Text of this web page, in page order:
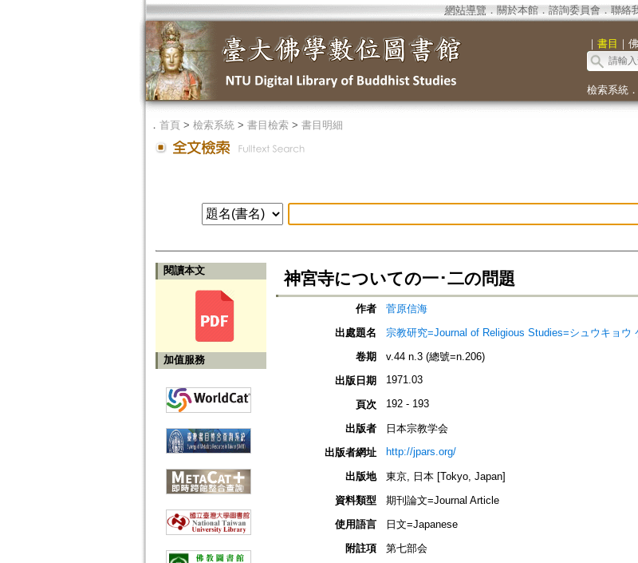
網站導覽 ． 關於本館． 諮詢委員會． 聯絡
｜ 書目 ｜
檢索系統．
． 首頁> 檢索系統> 書目檢索> 書目明細
閱讀本文
加值服務
神宮寺についての一･二の問題
作者
菅原信海
出處題名
宗教研究=Journal of Religious Studies=シュウキョウ
卷期
v.44 n.3 (總號=n.206)
出版日期
1971.03
頁次 192 - 193
出版者
日本宗教学会
出版者網址
http://jpars.org/
出版地
東京, 日本 [Tokyo, Japan]
資料類型
期刊論文=Journal Article
使用語言
日文=Japanese
附註項
第七部会